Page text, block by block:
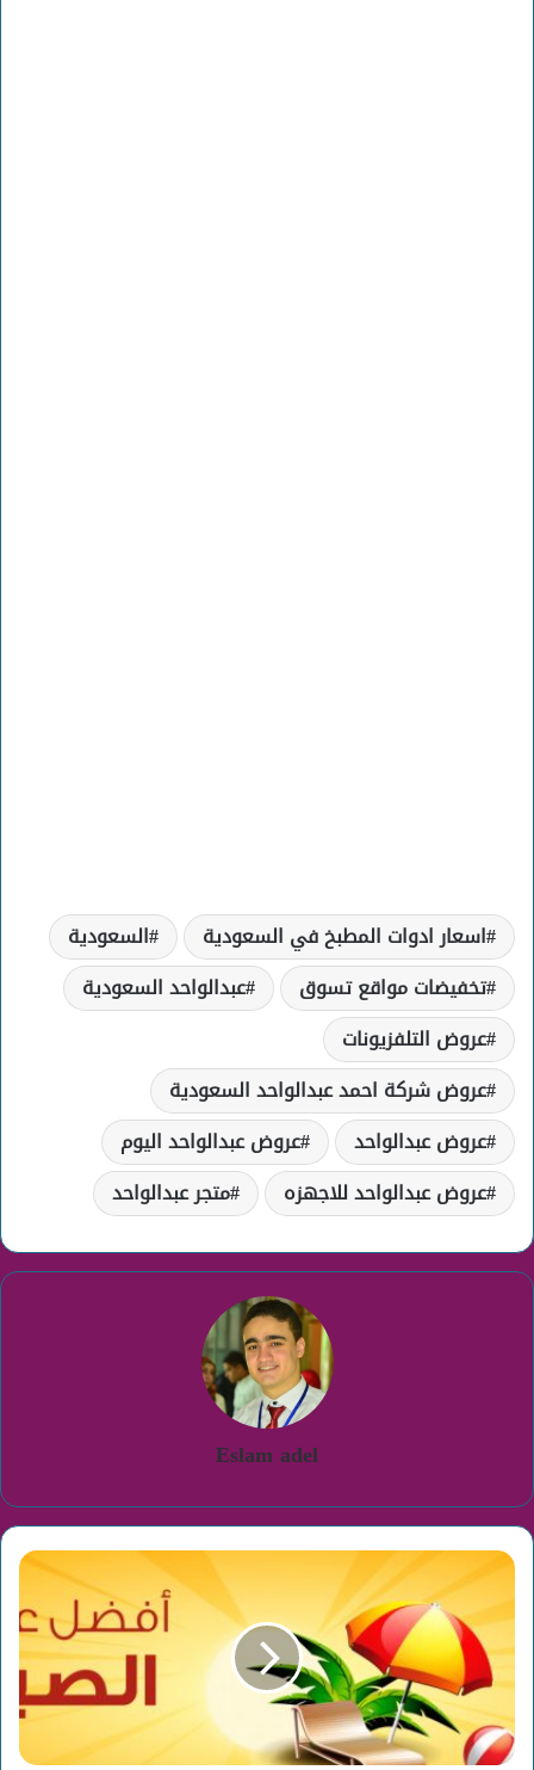
اسعار ادوات المطبخ في السعودية
السعودية
تخفيضات مواقع تسوق
عبدالواحد السعودية
عروض التلفزيونات
عروض شركة احمد عبدالواحد السعودية
عروض عبدالواحد
عروض عبدالواحد اليوم
عروض عبدالواحد للاجهزه
متجر عبدالواحد
Eslam adel
افضل
عروض
الصيف
نون
للتسوق